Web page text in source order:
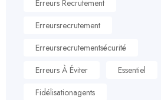
Erreurs Recrutement
Erreursrecrutement
Erreursrecrutementsécurité
Erreurs À Éviter
Essentiel
Fidélisationagents